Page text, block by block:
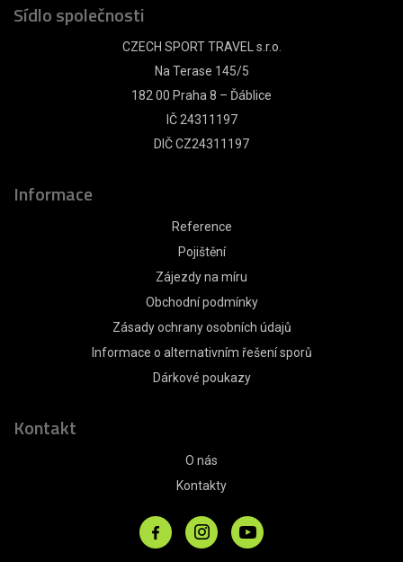
Sídlo společnosti
CZECH SPORT TRAVEL s.r.o.
Na Terase 145/5
182 00 Praha 8 – Ďáblice
IČ 24311197
DIČ CZ24311197
Informace
Reference
Pojištění
Zájezdy na míru
Obchodní podmínky
Zásady ochrany osobních údajů
Informace o alternativním řešení sporů
Dárkové poukazy
Kontakt
O nás
Kontakty